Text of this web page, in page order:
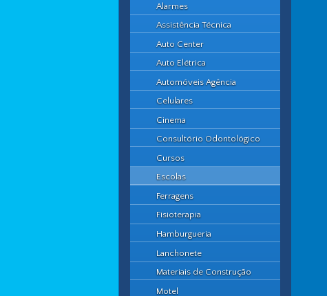
Alarmes
Assistência Técnica
Auto Center
Auto Elétrica
Automóveis Agência
Celulares
Cinema
Consultório Odontológico
Cursos
Escolas
Ferragens
Fisioterapia
Hamburgueria
Lanchonete
Materiais de Construção
Motel